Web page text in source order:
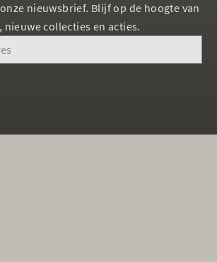
nieuwsbrief. Blijf op de hoogte van
collecties en acties.